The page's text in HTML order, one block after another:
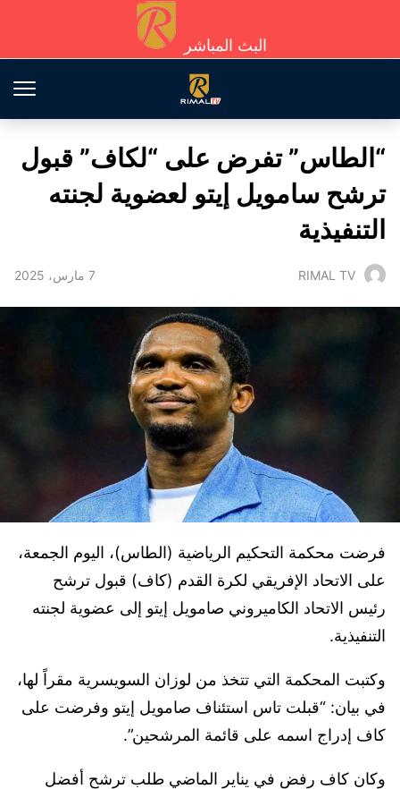
البث المباشر
“الطاس” تفرض على “لكاف” قبول
ترشح سامويل إيتو لعضوية لجنته
التنفيذية
RIMAL TV 7 مارس، 2025
فرضت محكمة التحكيم الرياضية (الطاس)، اليوم الجمعة،
على الاتحاد الإفريقي لكرة القدم (كاف) قبول ترشح
رئيس الاتحاد الكاميروني صامويل إيتو إلى عضوية لجنته
التنفيذية.
وكتبت المحكمة التي تتخذ من لوزان السويسرية مقراً لها،
في بيان: “قبلت تاس استئناف صامويل إيتو وفرضت على
كاف إدراج اسمه على قائمة المرشحين”.
وكان كاف رفض في يناير الماضي طلب ترشح أفضل